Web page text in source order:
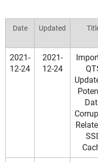
Date Updated
2021-
12-24
2021-
12-24